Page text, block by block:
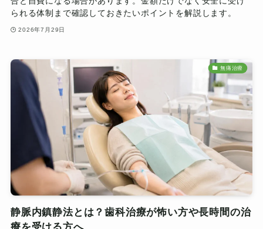
られる体制まで確認しておきたいポイントを解説します。
2026年7月29日
無痛治療
静脈内鎮静法とは？歯科治療が怖い方や長時間の治